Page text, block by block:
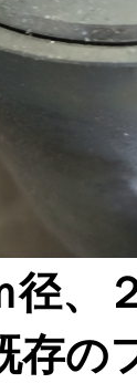
径、
存の